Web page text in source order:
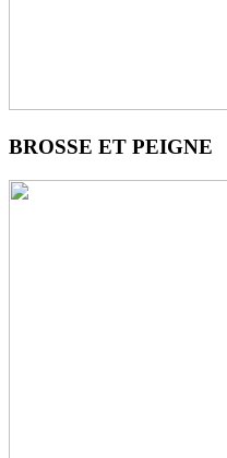
BROSSE ET PEIGNE